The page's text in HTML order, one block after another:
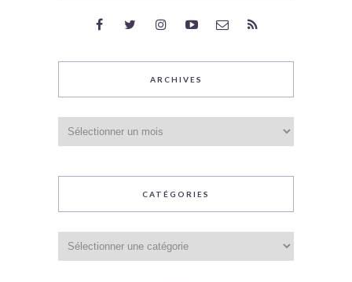
ARCHIVES
CATÉGORIES